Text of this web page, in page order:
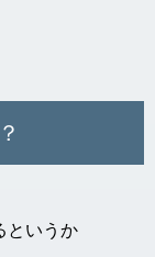
というか